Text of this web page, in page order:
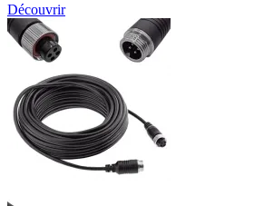
Découvrir